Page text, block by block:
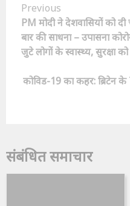
Continue
Reading
Previous
PM मोदी ने देशवासियों को दी
बार की साधना – उपासना
जुटे लोगों के स्वास्थ्य, सुरक्षा
कोविड-19 का कहर: ब्रिटेन के
संबंधित समाचार